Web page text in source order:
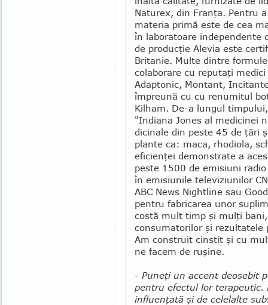
Naturex, din Franţa. Pen­tru
materia pri­mă este de cea
în labora­toare in­de­pen­dente
de produc­ţie Alevia este
Britanie. Multe din­tre
colaborare cu reputaţi
Adap­tonic, Montant,
împreu­nă cu cu renumitul
Kilham. De-a lungul
"Indiana Jones al medicinei
dicinale din peste 45 de ţări
plante ca: maca, rho­diola,
eficienţei de­monstrate a
peste 1500 de emi­siuni
în emisiunile televi­ziu­nilor
ABC News Nightline sau
pentru fabrica­rea unor
costă mult timp şi mulţi
consumatorilor şi rezultatele
Am construit cinstit şi cu
ne facem de ruşine.
- Puneţi un accent deosebit
pentru efectul lor
influenţată şi de celelalte